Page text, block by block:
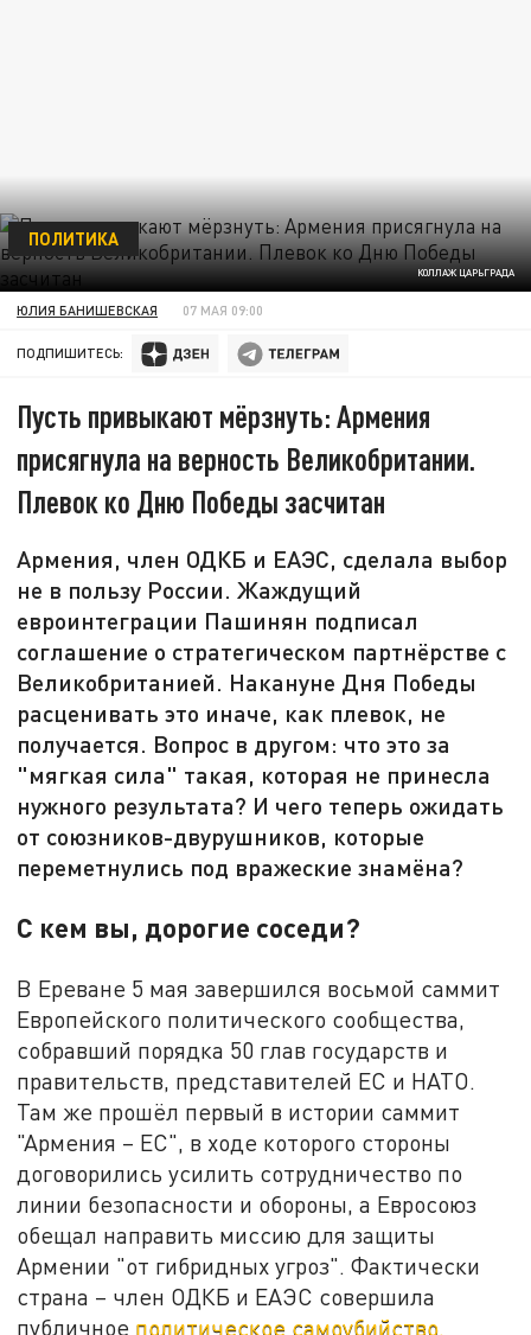
КОЛЛАЖ ЦАРЬГРАДА
ПОЛИТИКА
ЮЛИЯ БАНИШЕВСКАЯ 07 МАЯ 09:00
ПОДПИШИТЕСЬ:
Пусть привыкают мёрзнуть: Армения
присягнула на верность Великобритании.
Плевок ко Дню Победы засчитан
Армения, член ОДКБ и ЕАЭС, сделала выбор
не в пользу России. Жаждущий
евроинтеграции Пашинян подписал
соглашение о стратегическом партнёрстве с
Великобританией. Накануне Дня Победы
расценивать это иначе, как плевок, не
получается. Вопрос в другом: что это за
"мягкая сила" такая, которая не принесла
нужного результата? И чего теперь ожидать
от союзников-двурушников, которые
переметнулись под вражеские знамёна?
С кем вы, дорогие соседи?
В Ереване 5 мая завершился восьмой саммит
Европейского политического сообщества,
собравший порядка 50 глав государств и
правительств, представителей ЕС и НАТО.
Там же прошёл первый в истории саммит
"Армения – ЕС", в ходе которого стороны
договорились усилить сотрудничество по
линии безопасности и обороны, а Евросоюз
обещал направить миссию для защиты
Армении "от гибридных угроз". Фактически
страна – член ОДКБ и ЕАЭС совершила
публичное политическое самоубийство.